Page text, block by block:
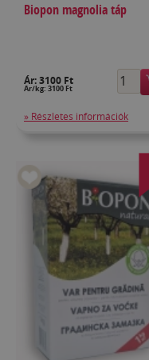
Biopon magnolia táp
Ár:3100 Ft
Ár/kg: 3100 Ft
» Részletes információk